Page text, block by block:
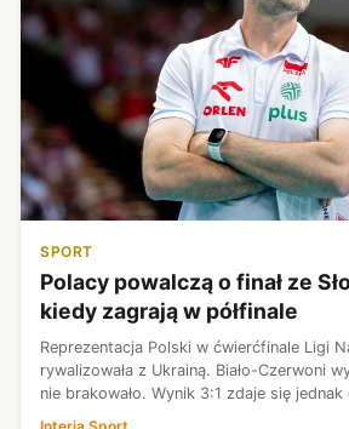
SPORT
Polacy powalczą o finał ze
kiedy zagrają w półfinale
Reprezentacja Polski w ćwierćfinale Ligi
rywalizowała z Ukrainą. Biało-Czerwoni
nie brakowało. Wynik 3:1 zdaje się